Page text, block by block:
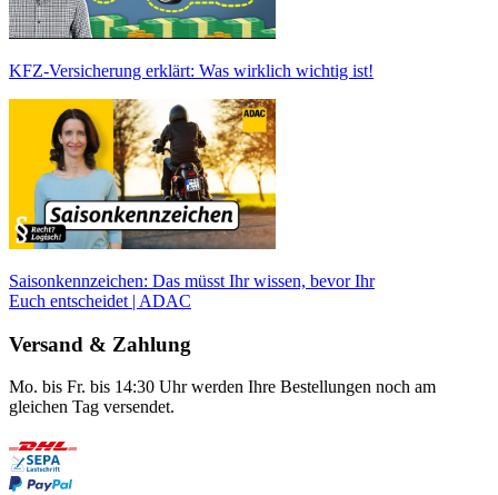
KFZ-Versicherung erklärt: Was wirklich wichtig ist!
Saisonkennzeichen: Das müsst Ihr wissen, bevor Ihr
Euch entscheidet | ADAC
Versand & Zahlung
Mo. bis Fr. bis 14:30 Uhr werden Ihre Bestellungen noch am
gleichen Tag versendet.